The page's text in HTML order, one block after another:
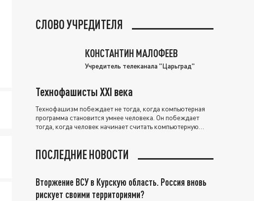
СЛОВО УЧРЕДИТЕЛЯ
КОНСТАНТИН МАЛОФЕЕВ
Учредитель телеканала "Царьград"
Технофашисты XXI века
Технофашизм побеждает не тогда, когда компьютерная
программа становится умнее человека. Он побеждает
тогда, когда человек начинает считать компьютерную
ПОСЛЕДНИЕ НОВОСТИ
Вторжение ВСУ в Курскую область. Россия вновь
рискует своими территориями?